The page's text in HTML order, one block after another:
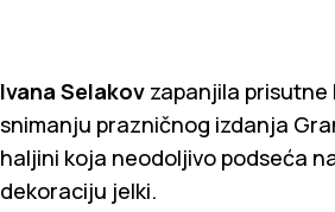
Ivana Selakov zapanjila prisutne
snimanju prazničnog izdanja
haljini koja neodoljivo podseća
dekoraciju jelki.